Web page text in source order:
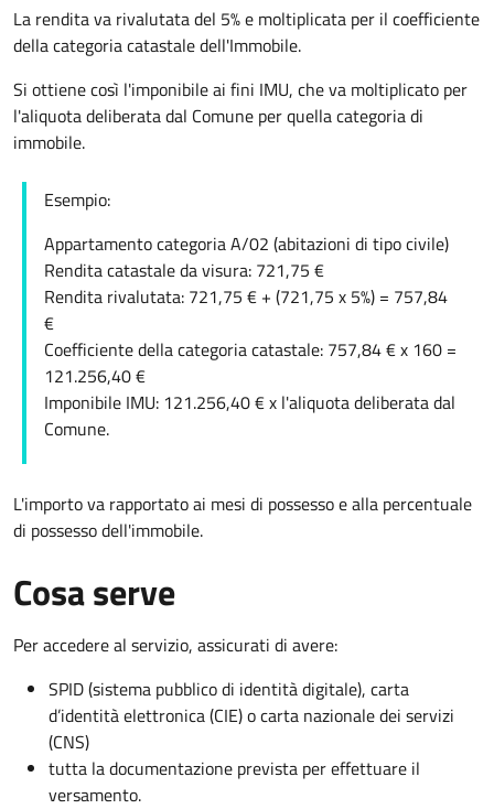
La rendita va rivalutata del 5% e moltiplicata per il coefficiente
della categoria catastale dell'Immobile.
Si ottiene così l'imponibile ai fini IMU, che va moltiplicato per
l'aliquota deliberata dal Comune per quella categoria di
immobile.
Esempio:
Appartamento categoria A/02 (abitazioni di tipo civile)
Rendita catastale da visura: 721,75 €
Rendita rivalutata: 721,75 € + (721,75 x 5%) = 757,84
€
Coefficiente della categoria catastale: 757,84 € x 160 =
121.256,40 €
Imponibile IMU: 121.256,40 € x l'aliquota deliberata dal
Comune.
L'importo va rapportato ai mesi di possesso e alla percentuale
di possesso dell'immobile.
Cosa serve
Per accedere al servizio, assicurati di avere:
SPID (sistema pubblico di identità digitale), carta
d’identità elettronica (CIE) o carta nazionale dei servizi
(CNS)
tutta la documentazione prevista per effettuare il
versamento.